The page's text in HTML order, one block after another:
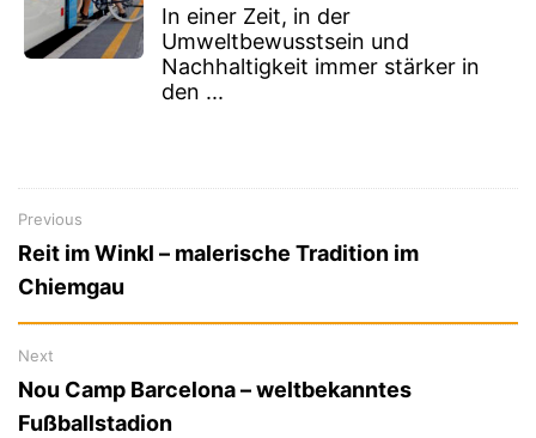
In einer Zeit, in der
Umweltbewusstsein und
Nachhaltigkeit immer stärker in
den ...
Beitragsnavigation
Previous
Previous
post:
Reit im Winkl – malerische Tradition im
Chiemgau
Next
Next
post:
Nou Camp Barcelona – weltbekanntes
Fußballstadion